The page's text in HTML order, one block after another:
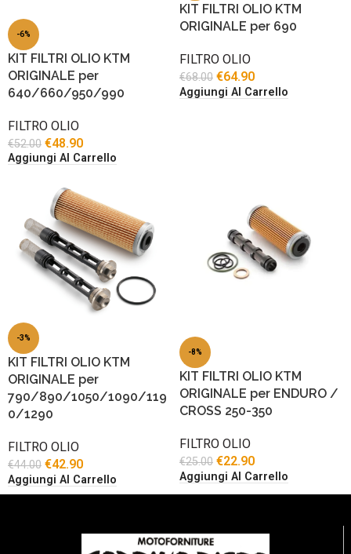
-6%
KIT FILTRI OLIO KTM
ORIGINALE per
640/660/950/990
FILTRO OLIO
€52.00 €48.90
Aggiungi Al Carrello
KIT FILTRI OLIO KTM
ORIGINALE per 690
FILTRO OLIO
€68.00 €64.90
Aggiungi Al Carrello
-3%
KIT FILTRI OLIO KTM
ORIGINALE per
790/890/1050/1090/119
0/1290
FILTRO OLIO
€44.00 €42.90
Aggiungi Al Carrello
-8%
KIT FILTRI OLIO KTM
ORIGINALE per ENDURO /
CROSS 250-350
FILTRO OLIO
€25.00 €22.90
Aggiungi Al Carrello